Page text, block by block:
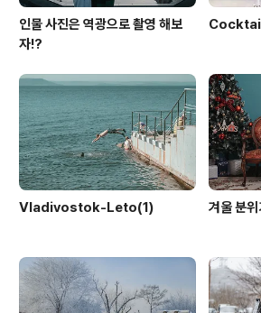
인물 사진은 역광으로 촬영 해보
자!?
Vladivostok-Leto(1) 겨울 분